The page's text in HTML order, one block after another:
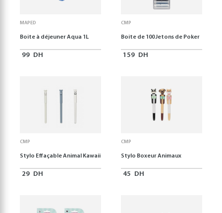
MAPED
Boite à déjeuner Aqua 1L
99 DH
CMP
Boite de 100 Jetons de Poker
159 DH
CMP
Stylo Effaçable Animal Kawaii
29 DH
CMP
Stylo Boxeur Animaux
45 DH